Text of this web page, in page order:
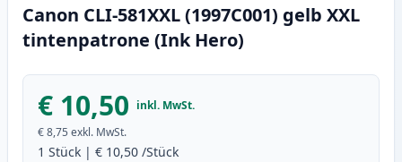
Canon CLI-581XXL (1997C001) gelb XXL
tintenpatrone (Ink Hero)
€ 10,50 inkl. MwSt.
€ 8,75 exkl. MwSt.
1 Stück | € 10,50 /Stück